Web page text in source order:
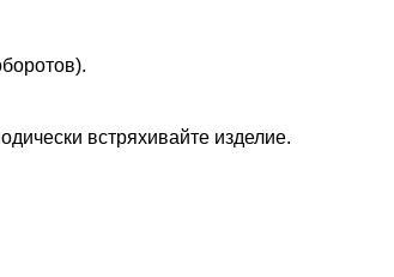
встряхивайте изделие.